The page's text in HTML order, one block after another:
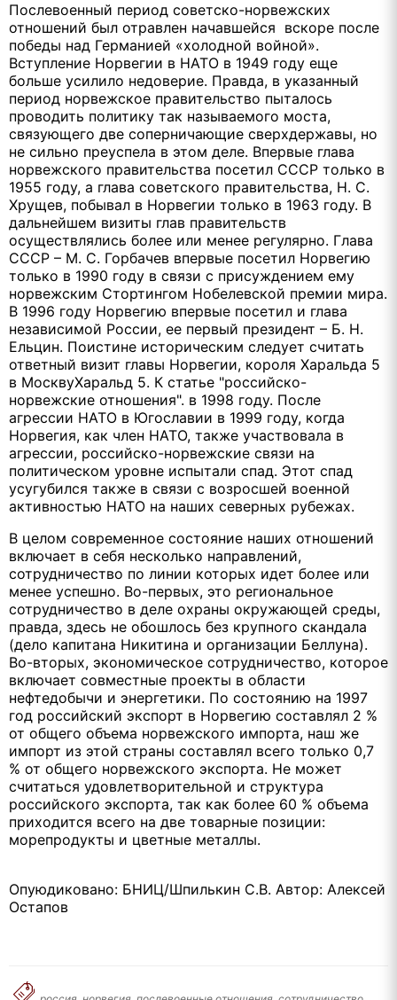
Послевоенный период советско-норвежских
отношений был отравлен начавшейся вскоре после
победы над Германией «холодной войной».
Вступление Норвегии в НАТО в 1949 году еще
больше усилило недоверие. Правда, в указанный
период норвежское правительство пыталось
проводить политику так называемого моста,
связующего две соперничающие сверхдержавы, но
не сильно преуспела в этом деле. Впервые глава
норвежского правительства посетил СССР только в
1955 году, а глава советского правительства, Н. С.
Хрущев, побывал в Норвегии только в 1963 году. В
дальнейшем визиты глав правительств
осуществлялись более или менее регулярно. Глава
СССР – М. С. Горбачев впервые посетил Норвегию
только в 1990 году в связи с присуждением ему
норвежским Стортингом Нобелевской премии мира.
В 1996 году Норвегию впервые посетил и глава
независимой России, ее первый президент – Б. Н.
Ельцин. Поистине историческим следует считать
ответный визит главы Норвегии, короля Харальда 5
в МосквуХаральд 5. К статье "российско-
норвежские отношения". в 1998 году. После
агрессии НАТО в Югославии в 1999 году, когда
Норвегия, как член НАТО, также участвовала в
агрессии, российско-норвежские связи на
политическом уровне испытали спад. Этот спад
усугубился также в связи с возросшей военной
активностью НАТО на наших северных рубежах.
В целом современное состояние наших отношений
включает в себя несколько направлений,
сотрудничество по линии которых идет более или
менее успешно. Во-первых, это региональное
сотрудничество в деле охраны окружающей среды,
правда, здесь не обошлось без крупного скандала
(дело капитана Никитина и организации Беллуна).
Во-вторых, экономическое сотрудничество, которое
включает совместные проекты в области
нефтедобычи и энергетики. По состоянию на 1997
год российский экспорт в Норвегию составлял 2 %
от общего объема норвежского импорта, наш же
импорт из этой страны составлял всего только 0,7
% от общего норвежского экспорта. Не может
считаться удовлетворительной и структура
российского экспорта, так как более 60 % объема
приходится всего на две товарные позиции:
морепродукты и цветные металлы.
Опуюдиковано: БНИЦ/Шпилькин С.В. Автор: Алексей
Остапов